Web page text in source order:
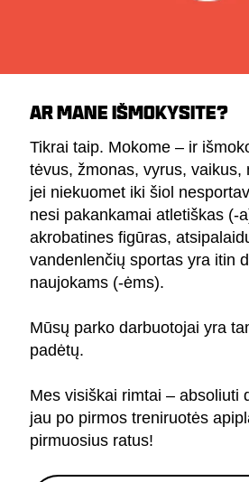
AR MANE IŠMOKYSITE?
Tikrai taip. Mokome – ir
tėvus, žmonas, vyrus, vaikus,
jei niekuomet iki šiol
nesi pakankamai atletiškas (-
akrobatines figūras,
vandenlenčių sportas yra itin
naujokams (-ėms).
Mūsų parko darbuotojai yra
padėtų.
Mes visiškai rimtai – absoliuti
jau po pirmos treniruotės
pirmuosius ratus!